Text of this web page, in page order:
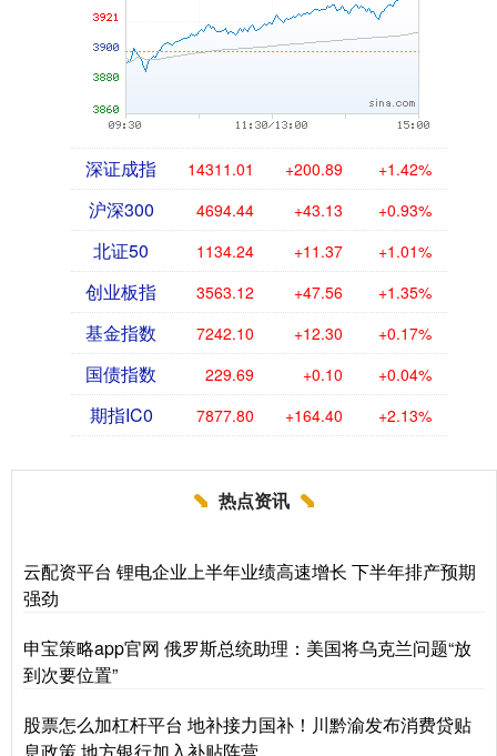
深证成指 14311.01 +200.89 +1.42%
沪深300 4694.44 +43.13 +0.93%
北证50 1134.24 +11.37 +1.01%
创业板指 3563.12 +47.56 +1.35%
基金指数 7242.10 +12.30 +0.17%
国债指数 229.69 +0.10 +0.04%
期指IC0 7877.80 +164.40 +2.13%
热点资讯
云配资平台 锂电企业上半年业绩高速增长 下半年排产预期
强劲
申宝策略app官网 俄罗斯总统助理：美国将乌克兰问题“放
到次要位置”
股票怎么加杠杆平台 地补接力国补！川黔渝发布消费贷贴
息政策 地方银行加入补贴阵营